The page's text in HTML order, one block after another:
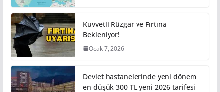
Kuvvetli Rüzgar ve Fırtına
Bekleniyor!
Ocak 7, 2026
Devlet hastanelerinde yeni dönem
en düşük 300 TL yeni 2026 tarifesi